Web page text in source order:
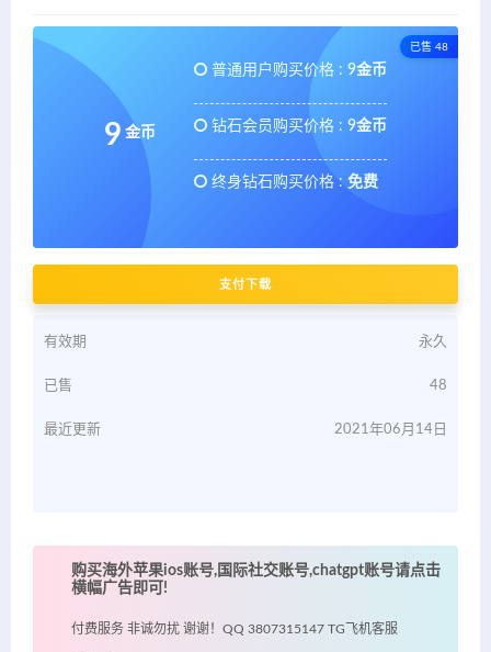
已售 48
9 金币
普通用户购买价格 : 9金币
钻石会员购买价格 : 9金币
终身钻石购买价格 : 免费
支付下载
有效期 永久
已售 48
最近更新 2021年06月14日
购买海外苹果ios账号,国际社交账号,chatgpt账号请点击
横幅广告即可!
付费服务 非诚勿扰 谢谢！QQ 3807315147 TG飞机客服